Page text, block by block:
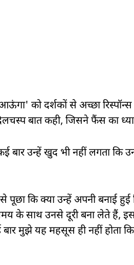
को दर्शकों से अच्छा रिस्पॉन्स
बात कही, जिसने फैंस का
उन्हें खुद भी नहीं लगता कि
पूछा कि क्या उन्हें अपनी बनाई
के साथ उनसे दूरी बना लेते हैं,
मुझे यह महसूस ही नहीं होता कि